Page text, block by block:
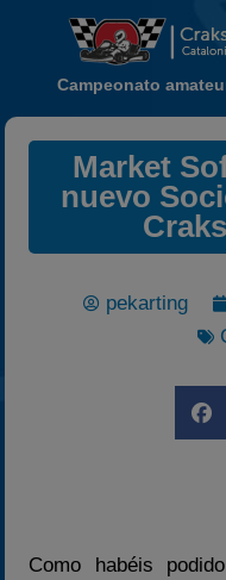
Campeonato
Market
nuevo
pekarting
Como habéis